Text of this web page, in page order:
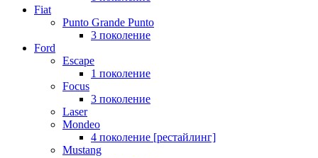
Fiat
Punto Grande Punto
3 поколение
Ford
Escape
1 поколение
Focus
3 поколение
Laser
Mondeo
4 поколение [рестайлинг]
Mustang